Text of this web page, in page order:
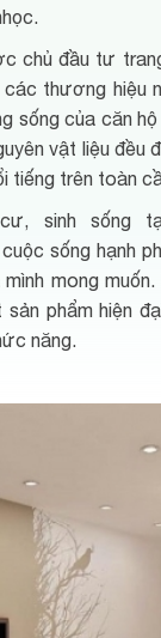
chủ đầu tư
thương hiệu
sống của căn
vật liệu đều
tiếng trên toàn
sinh sống
sống hạnh
mong
phẩm hiện
năng.